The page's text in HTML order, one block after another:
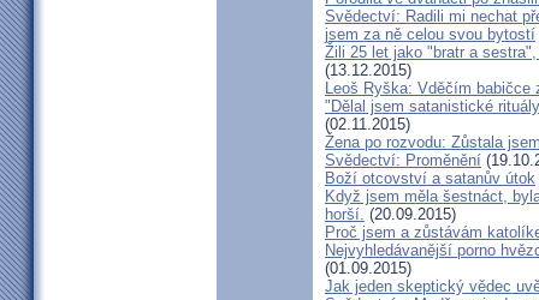
Svědectví: Radili mi nechat
jsem za ně celou svou bytostí
Žili 25 let jako "bratr a
(13.12.2015)
Leoš Ryška: Vděčím babičce
"Dělal jsem satanistické
(02.11.2015)
Žena po rozvodu: Zůstala
Svědectví: Proměnění
Boží otcovství a satanův útok
Když jsem měla šestnáct,
horší. (20.09.2015)
Proč jsem a zůstávám
Nejvyhledávanější porno
(01.09.2015)
Jak jeden skeptický vědec